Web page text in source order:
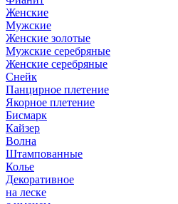
Женские
Мужские
Женские золотые
Мужские серебряные
Женские серебряные
Снейк
Панцирное плетение
Якорное плетение
Бисмарк
Кайзер
Волна
Штампованные
Колье
Декоративное
на леске